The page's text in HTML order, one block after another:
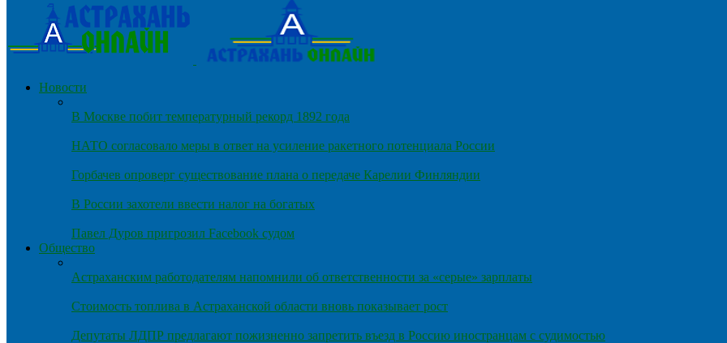
Новости
В Москве побит температурный рекорд 1892 года
НАТО согласовало меры в ответ на усиление ракетного потенциала России
Горбачев опроверг существование плана о передаче Карелии Финляндии
В России захотели ввести налог на богатых
Павел Дуров пригрозил Facebook судом
Общество
Астраханским работодателям напомнили об ответственности за «серые» зарплаты
Стоимость топлива в Астраханской области вновь показывает рост
Депутаты ЛДПР предлагают пожизненно запретить въезд в Россию иностранцам с судимостью